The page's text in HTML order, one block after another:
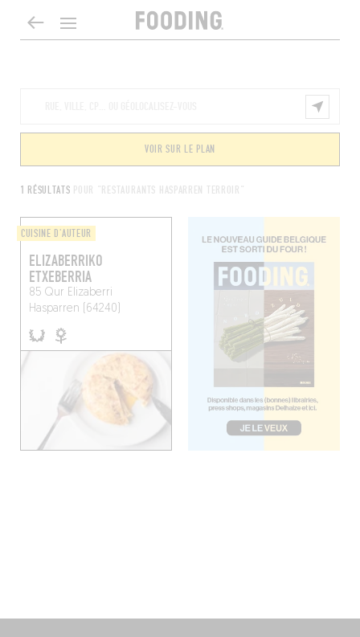
1 RÉSULTATS POUR "RESTAURANTS HASPARREN TERROIR"
VOIR SUR LE PLAN
CUISINE D'AUTEUR
ELIZABERRIKO
ETXEBERRIA
85 Qur Elizaberri
Hasparren (64240)